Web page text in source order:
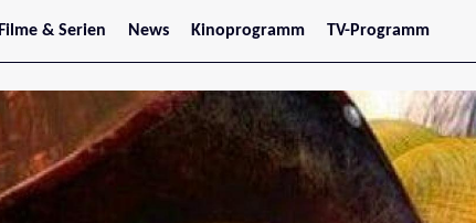
Filme & Serien
Trailer
Filmarchiv
Serienarchiv
News
Stars
Kinoprogramm
Jetzt im Kino
Wien
Niederösterreich
Oberösterreich
TV-Programm